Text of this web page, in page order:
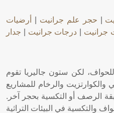
حجر علم جرانيت
أرضيات
جرانيت درجات جرانيت
جدار
للحواف، لكن ستون جاليريا تقوم
والكوارتزيت والرخام للمشاريع
الرصف أو التكسية بحجر آخر.
والتكسية في البيئات التراثية